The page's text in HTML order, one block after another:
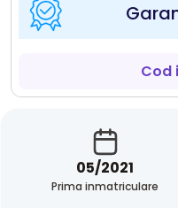
Cod
05/2021
Prima inmatriculare